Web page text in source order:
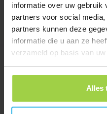
informatie over uw gebruik
partners voor social
partners kunnen deze
informatie die u aan ze
verzameld op basis van
Alles